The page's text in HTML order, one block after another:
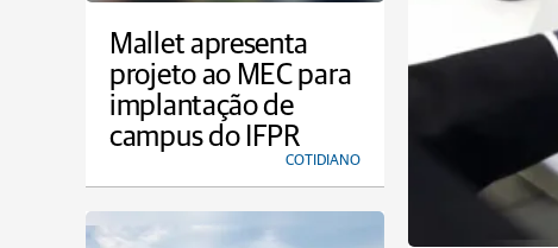
Mallet apresenta
projeto ao MEC para
implantação de
campus do IFPR
COTIDIANO